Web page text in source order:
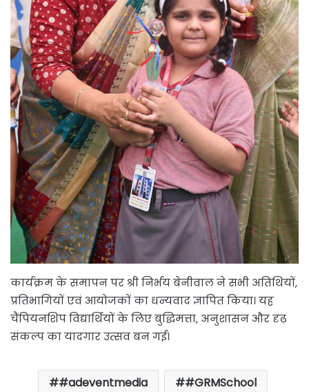
कार्यक्रम के समापन पर श्री निर्भय बेनीवाल ने सभी अतिथियों,
प्रतिभागियों एवं आयोजकों का धन्यवाद ज्ञापित किया। यह
चैंपियनशिप विद्यार्थियों के लिए बुद्धिमत्ता, अनुशासन और दृढ़
संकल्प का यादगार उत्सव बन गई।
#adeventmedia
#GRMSchool